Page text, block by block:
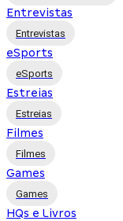
Entrevistas
Entrevistas
eSports
eSports
Estreias
Estreias
Filmes
Filmes
Games
Games
HQs e Livros